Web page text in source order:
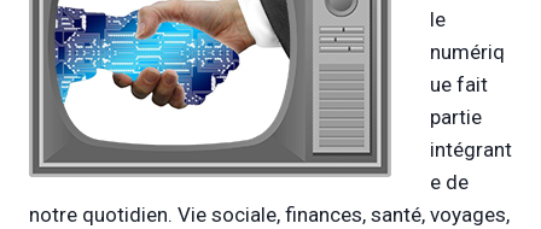
le
numériq
ue fait
partie
intégrant
e de
notre quotidien. Vie sociale, finances, santé, voyages,